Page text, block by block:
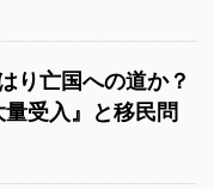
り亡国への道か？
量受入』と移民問